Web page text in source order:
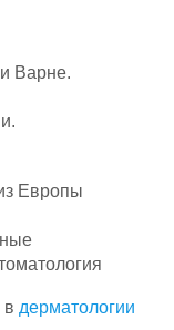
Варне.
Европы
в дерматологии